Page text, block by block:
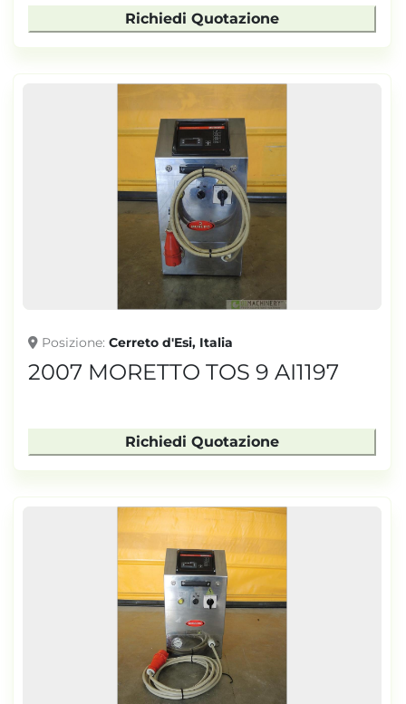
Richiedi Quotazione
Posizione Cerreto d'Esi, Italia
2007 MORETTO TOS 9 AI1197
Richiedi Quotazione